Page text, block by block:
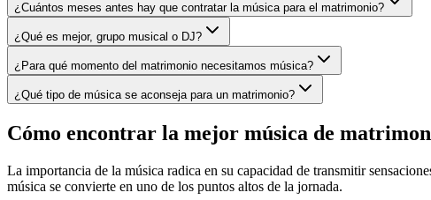
¿Cuántos meses antes hay que contratar la música para el matrimonio?
¿Qué es mejor, grupo musical o DJ?
¿Para qué momento del matrimonio necesitamos música?
¿Qué tipo de música se aconseja para un matrimonio?
Cómo encontrar la mejor música de
La importancia de la música radica en su capacidad de transmitir
música se convierte en uno de los puntos altos de la jornada.